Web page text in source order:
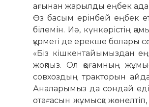
ағынан жарылды еңбек
Өз басым ерінбей еңбек
білемін. Иә, күнкөрістің
құрметі де ерекше болары
«Біз кішкентайымыздан
жоқпыз. Ол қоғамның
совхоздың трак­то­рын
Аналарымыз да сондай
отағасын жұмысқа